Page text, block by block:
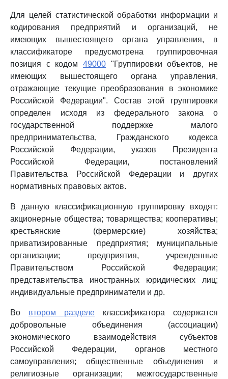
Для целей статистической обработки информации и
кодирования предприятий и организаций, не
имеющих вышестоящего органа управления, в
классификаторе предусмотрена группировочная
позиция с кодом 49000 "Группировки объектов, не
имеющих вышестоящего органа управления,
отражающие текущие преобразования в экономике
Российской Федерации". Состав этой группировки
определен исходя из федерального закона о
государственной поддержке малого
предпринимательства, Гражданского кодекса
Российской Федерации, указов Президента
Российской Федерации, постановлений
Правительства Российской Федерации и других
нормативных правовых актов.
В данную классификационную группировку входят:
акционерные общества; товарищества; кооперативы;
крестьянские (фермерские) хозяйства;
приватизированные предприятия; муниципальные
организации; предприятия, учрежденные
Правительством Российской Федерации;
представительства иностранных юридических лиц;
индивидуальные предприниматели и др.
Во втором разделе классификатора содержатся
добровольные объединения (ассоциации)
экономического взаимодействия субъектов
Российской Федерации, органов местного
самоуправления; общественные объединения и
религиозные организации; межгосударственные